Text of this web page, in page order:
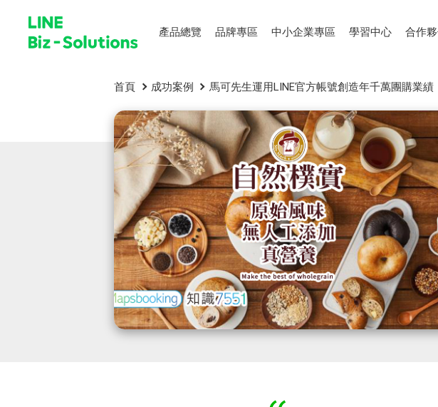
產品總覽 品牌專區 中小企業專區 學習中心 合作
首頁 成功案例 馬可先生運用LINE官方帳號創造年千萬團購業